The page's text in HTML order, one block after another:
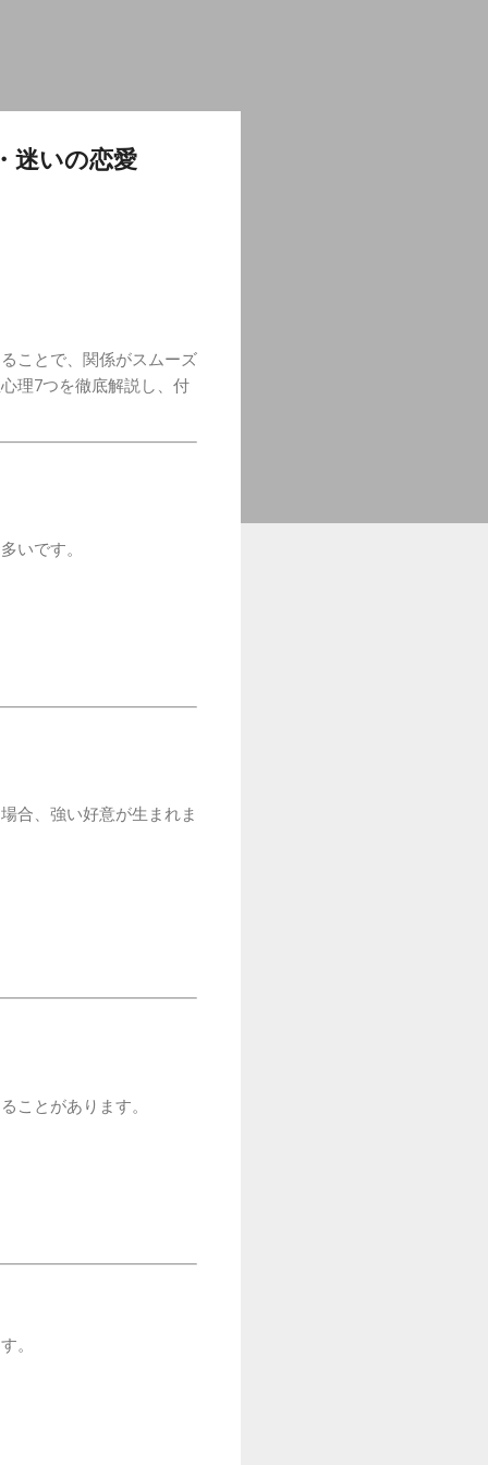
迷いの恋愛
ことで、関係がスムーズ
理7つを徹底解説し、付
いです。
合、強い好意が生まれま
ことがあります。
。